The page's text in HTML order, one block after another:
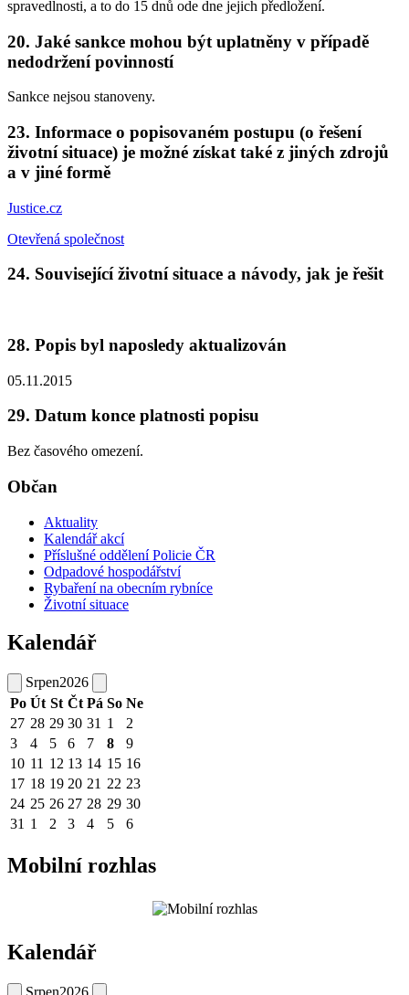
spravedlnosti, a to do 15 dnů ode dne jejich předložení.
20. Jaké sankce mohou být uplatněny v případě
nedodržení povinností
Sankce nejsou stanoveny.
23. Informace o popisovaném postupu (o řešení
životní situace) je možné získat také z jiných zdrojů
a v jiné formě
Justice.cz
Otevřená společnost
24. Související životní situace a návody, jak je řešit
28. Popis byl naposledy aktualizován
05.11.2015
29. Datum konce platnosti popisu
Bez časového omezení.
Občan
Aktuality
Kalendář akcí
Příslušné oddělení Policie ČR
Odpadové hospodářství
Rybaření na obecním rybníce
Životní situace
Kalendář
Srpen2026
Po Út St Čt Pá So Ne
27 28 29 30 31 1
2
3
4 5 6 7 8
9
10 11 12 13 14 15 16
17 18 19 20 21 22 23
24 25 26 27 28 29 30
31 1 2 3 4 5 6
Mobilní rozhlas
Kalendář
Srpen2026